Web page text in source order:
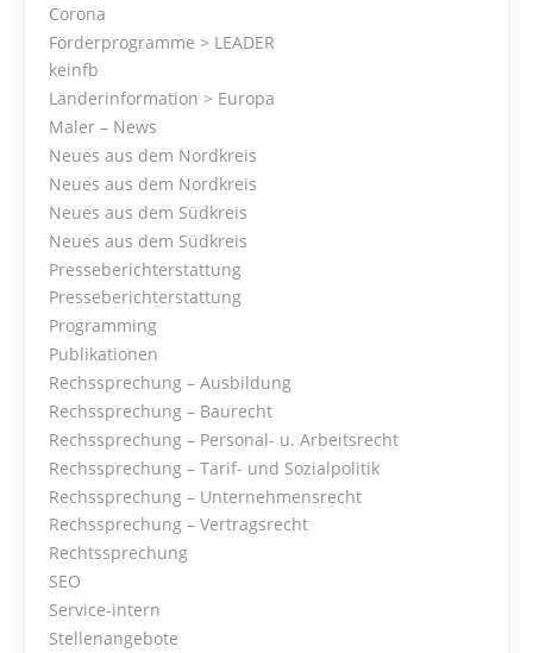
N
Corona
Förderprogramme > LEADER
keinfb
Länderinformation > Europa
Maler – News
Neues aus dem Nordkreis
Neues aus dem Nordkreis
Neues aus dem Südkreis
Neues aus dem Südkreis
Presseberichterstattung
Presseberichterstattung
Programming
Publikationen
Rechssprechung – Ausbildung
Rechssprechung – Baurecht
Rechssprechung – Personal- u. Arbeitsrecht
Rechssprechung – Tarif- und Sozialpolitik
Rechssprechung – Unternehmensrecht
Rechssprechung – Vertragsrecht
Rechtssprechung
SEO
Service-intern
Stellenangebote